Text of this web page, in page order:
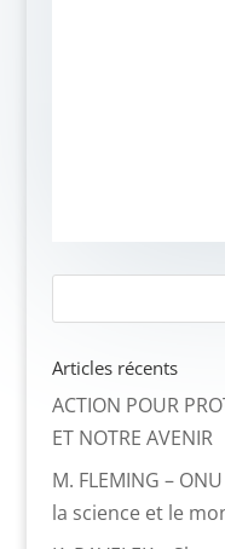
Articles récents
ACTION POUR
ET NOTRE AVENIR
M. FLEMING –
la science et le